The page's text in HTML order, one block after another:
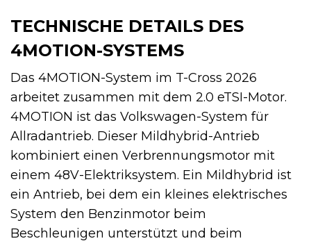
TECHNISCHE DETAILS DES
4MOTION-SYSTEMS
Das 4MOTION-System im T-Cross 2026
arbeitet zusammen mit dem 2.0 eTSI-Motor.
4MOTION ist das Volkswagen-System für
Allradantrieb. Dieser Mildhybrid-Antrieb
kombiniert einen Verbrennungsmotor mit
einem 48V-Elektriksystem. Ein Mildhybrid ist
ein Antrieb, bei dem ein kleines elektrisches
System den Benzinmotor beim
Beschleunigen unterstützt und beim